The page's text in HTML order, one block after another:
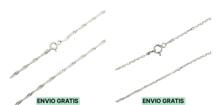
ENVIO GRATIS ENVIO GRATIS